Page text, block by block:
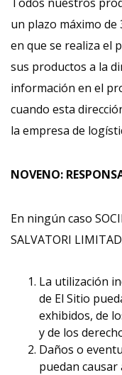
un plazo máximo de
en que se realiza el
sus productos a la
información en el
cuando esta
la empresa de
NOVENO:
En ningún caso
SALVATORI
La utilización
de El Sitio
exhibidos, de
y de los
Daños o
puedan